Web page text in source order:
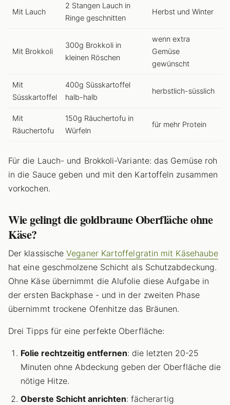
Mit Lauch
2 Stangen Lauch in
Ringe geschnitten
Herbst und Winter
Mit Brokkoli
300g Brokkoli in
kleinen Röschen
wenn extra
Gemüse
gewünscht
Mit
Süsskartoffel
400g Süsskartoffel
halb-halb
herbstlich-süsslich
Mit
Räuchertofu
150g Räuchertofu in
Würfeln
für mehr Protein
Für die Lauch- und Brokkoli-Variante: das Gemüse roh
in die Sauce geben und mit den Kartoffeln zusammen
vorkochen.
Wie gelingt die goldbraune Oberfläche ohne
Käse?
Der klassischeVeganer Kartoffelgratin mit Käsehaube
hat eine geschmolzene Schicht als Schutzabdeckung.
Ohne Käse übernimmt die Alufolie diese Aufgabe in
der ersten Backphase - und in der zweiten Phase
übernimmt trockene Ofenhitze das Bräunen.
Drei Tipps für eine perfekte Oberfläche:
Folie rechtzeitig entfernen: die letzten 20-25
Minuten ohne Abdeckung geben der Oberfläche die
nötige Hitze.
Oberste Schicht anrichten: fächerartig